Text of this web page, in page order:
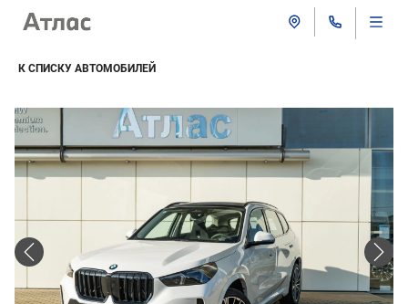
К СПИСКУ АВТОМОБИЛЕЙ